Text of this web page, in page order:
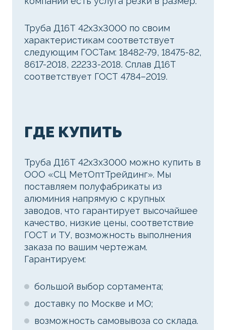
Труба Д16Т 42х3х3000 по своим
характеристикам соответствует
следующим ГОСТам: 18482-79, 18475-82,
8617-2018, 22233-2018. Сплав Д16Т
соответствует ГОСТ 4784–2019.
ГДЕ КУПИТЬ
Труба Д16Т 42х3х3000 можно купить в
ООО «СЦ МетОптТрейдинг». Мы
поставляем полуфабрикаты из
алюминия напрямую с крупных
заводов, что гарантирует высочайшее
качество, низкие цены, соответствие
ГОСТ и ТУ, возможность выполнения
заказа по вашим чертежам.
Гарантируем:
большой выбор сортамента;
доставку по Москве и МО;
возможность самовывоза со склада.